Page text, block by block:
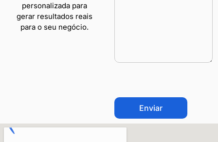
personalizada para
gerar resultados reais
para o seu negócio.